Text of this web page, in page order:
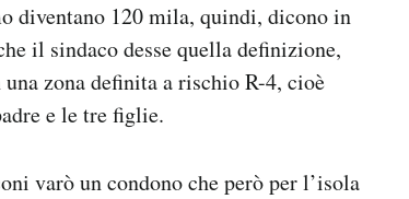
diventano 120 mila, quindi, dicono in
il sindaco desse quella definizione,
zona definita a rischio R-4, cioè
e le tre figlie.
varò un condono che però per l’isola